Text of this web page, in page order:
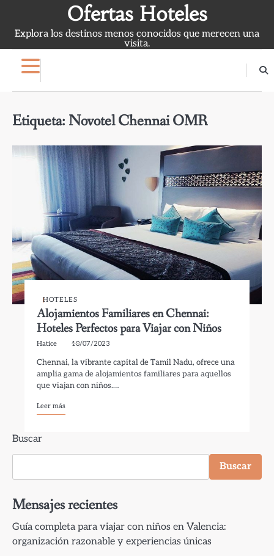
content
Ofertas Hoteles
Explora los destinos menos conocidos que merecen una
visita.
Etiqueta: Novotel Chennai OMR
HOTELES
Alojamientos Familiares en Chennai:
Hoteles Perfectos para Viajar con Niños
Hatice 10/07/2023
Chennai, la vibrante capital de Tamil Nadu, ofrece una
amplia gama de alojamientos familiares para aquellos
que viajan con niños.…
Leer más
Buscar
Buscar
Mensajes recientes
Guía completa para viajar con niños en Valencia:
organización razonable y experiencias únicas